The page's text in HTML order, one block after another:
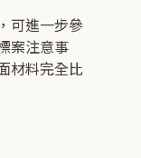
可進一步參
案注意事
材料完全比